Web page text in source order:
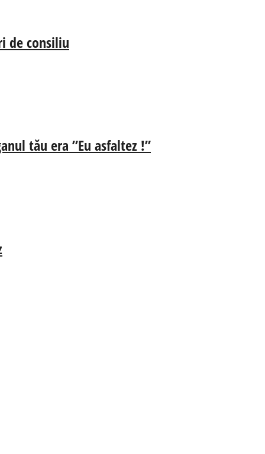
de consiliu
tău era ”Eu asfaltez !”